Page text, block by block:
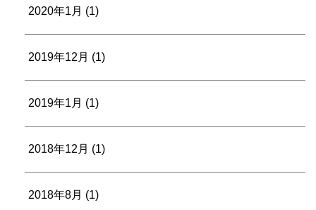
2020年1月 (1)
2019年12月 (1)
2019年1月 (1)
2018年12月 (1)
2018年8月 (1)